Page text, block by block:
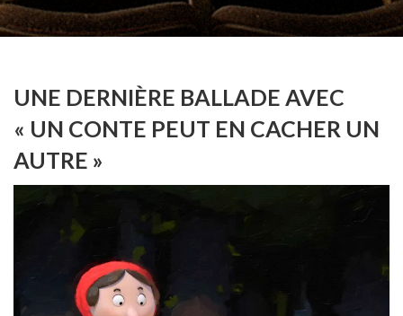
UNE DERNIÈRE BALLADE AVEC
« UN CONTE PEUT EN CACHER UN
AUTRE »